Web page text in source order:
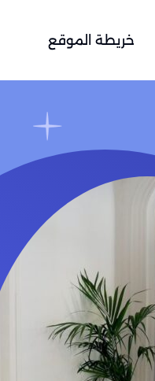
خريطة الموقع